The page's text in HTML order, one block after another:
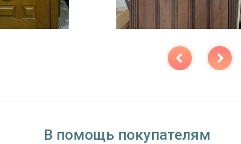
В помощь покупателям